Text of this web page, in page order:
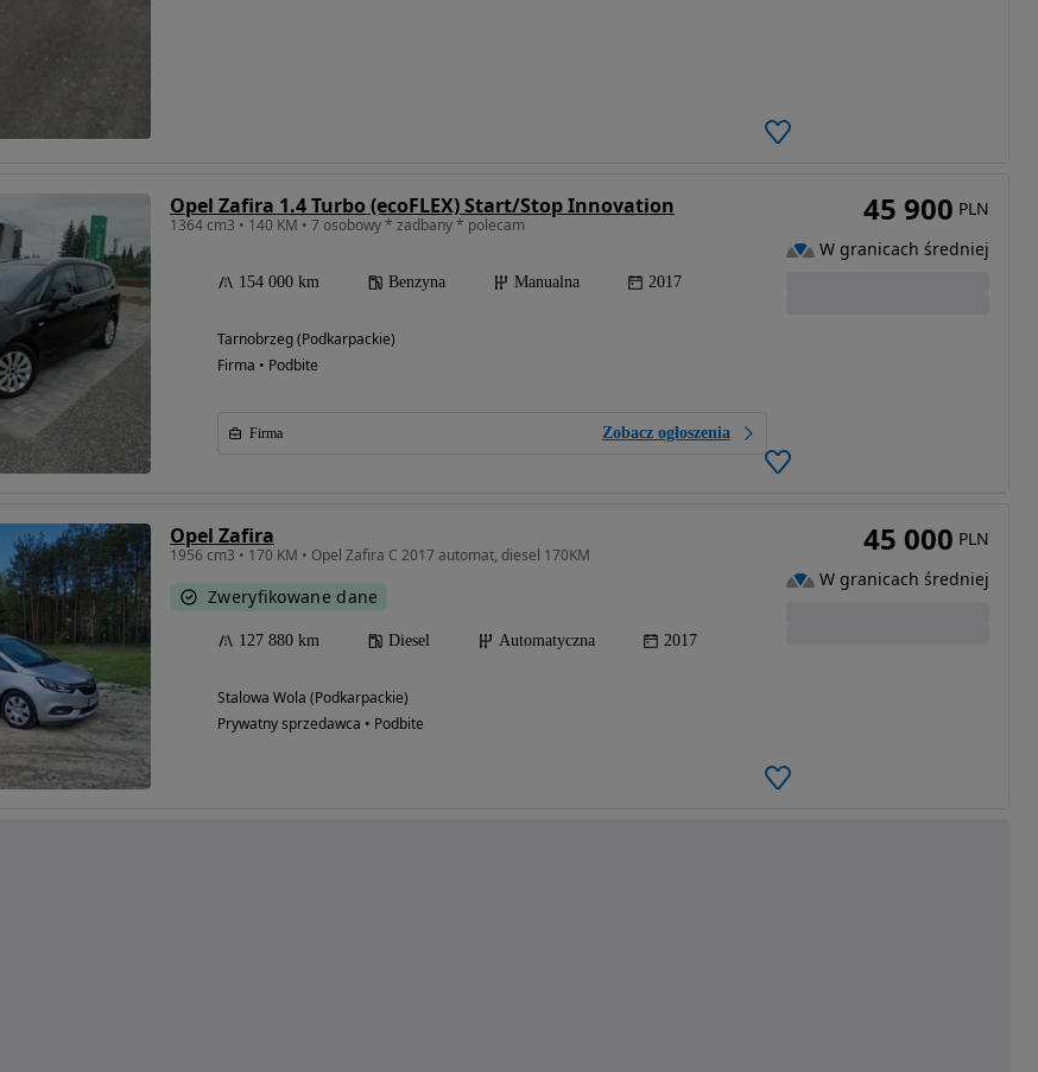
Opel Zafira 1.4 Turbo (ecoFLEX) Start/Stop Innovation
1364 cm3 • 140 KM • 7 osobowy * zadbany * polecam
154 000 km Benzyna Manualna 2017
Tarnobrzeg (Podkarpackie)
Firma • Podbite
Firma Zobacz ogłoszenia
45 900 PLN
W granicach średniej
Opel Zafira
1956 cm3 • 170 KM • Opel Zafira C 2017 automat, diesel 170KM
Zweryfikowane dane
127 880 km Diesel Automatyczna 2017
Stalowa Wola (Podkarpackie)
Prywatny sprzedawca • Podbite
45 000 PLN
W granicach średniej